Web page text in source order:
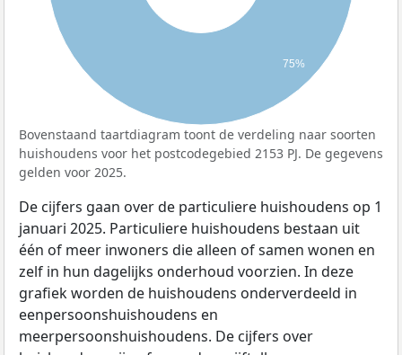
75%
Bovenstaand taartdiagram toont de verdeling naar soorten
huishoudens voor het postcodegebied 2153 PJ. De gegevens
gelden voor 2025.
De cijfers gaan over de particuliere huishoudens op 1
januari 2025. Particuliere huishoudens bestaan uit
één of meer inwoners die alleen of samen wonen en
zelf in hun dagelijks onderhoud voorzien. In deze
grafiek worden de huishoudens onderverdeeld in
eenpersoonshuishoudens en
meerpersoonshuishoudens. De cijfers over